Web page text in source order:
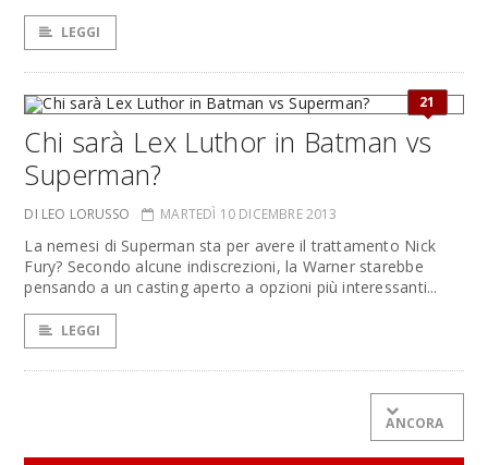
LEGGI
21
Chi sarà Lex Luthor in Batman vs
Superman?
DI LEO LORUSSO MARTEDÌ 10 DICEMBRE 2013
La nemesi di Superman sta per avere il trattamento Nick
Fury? Secondo alcune indiscrezioni, la Warner starebbe
pensando a un casting aperto a opzioni più interessanti...
LEGGI
ANCORA